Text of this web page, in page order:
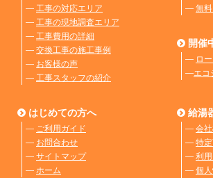
― 工事の対応エリア
― 工事の現地調査エリア
― 工事費用の詳細
― 交換工事の施工事例
― お客様の声
― 工事スタッフの紹介
― 無
開催
― ロ
―エコ
はじめての方へ
― ご利用ガイド
― お問合わせ
― サイトマップ
― ホーム
給湯
― 会
― 特
― 利
― 個